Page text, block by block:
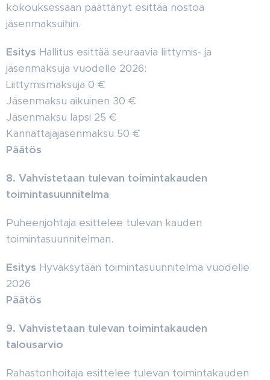
kokouksessaan päättänyt esittää nostoa
jäsenmaksuihin.
Esitys Hallitus esittää seuraavia liittymis- ja
jäsenmaksuja vuodelle 2026:
Liittymismaksuja 0 €
Jäsenmaksu aikuinen 30 €
Jäsenmaksu lapsi 25 €
Kannattajajäsenmaksu 50 €
Päätös
8. Vahvistetaan tulevan toimintakauden
toimintasuunnitelma
Puheenjohtaja esittelee tulevan kauden
toimintasuunnitelman.
Esitys Hyväksytään toimintasuunnitelma vuodelle
2026
Päätös
9. Vahvistetaan tulevan toimintakauden
talousarvio
Rahastonhoitaja esittelee tulevan toimintakauden